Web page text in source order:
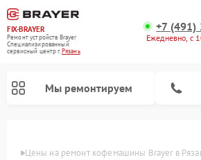
FIX-BRAYER
Ремонт устройств Brayer
Специализированный
cервисный центр г.Рязань
+7 (491)
Ежедневно, с
Мы ремонтируем
Цены на ремонт кофемашины Brayer в